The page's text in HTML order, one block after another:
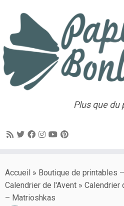
Plus que du
Accueil » Boutique de printables
Calendrier de l'Avent » Calendrier
– Matrioshkas